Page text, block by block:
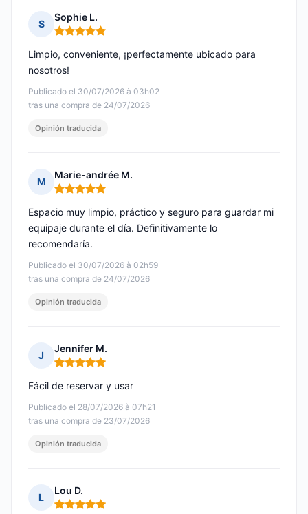
S
Sophie L.
Nota: 5 de 5
Publicado el 30/07/2026 à 03h02
tras una compra de 24/07/2026
Limpio, conveniente, ¡perfectamente ubicado para
nosotros!
Opinión traducida
M
Marie-andrée M.
Nota: 5 de 5
Publicado el 30/07/2026 à 02h59
tras una compra de 24/07/2026
Espacio muy limpio, práctico y seguro para guardar mi
equipaje durante el día. Definitivamente lo
recomendaría.
Opinión traducida
J
Jennifer M.
Nota: 5 de 5
Publicado el 28/07/2026 à 07h21
tras una compra de 23/07/2026
Fácil de reservar y usar
Opinión traducida
L
Lou D.
Nota: 5 de 5